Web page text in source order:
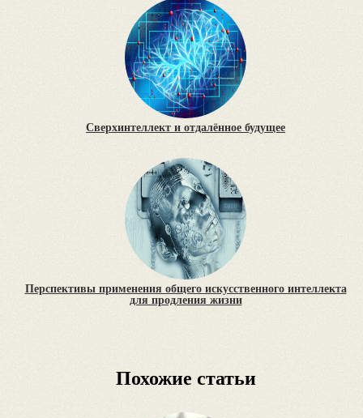
Сверхинтеллект и отдалённое будущее
Перспективы применения общего искусственного интеллекта
для продления жизни
Похожие статьи